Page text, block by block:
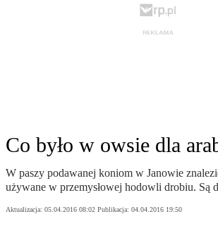
Co było w owsie dla
W paszy podawanej koniom w Janowie
używane w przemysłowej hodowli drobiu. Są
Aktualizacja: 05.04.2016 08:02 Publikacja: 04.04.2016 19:50